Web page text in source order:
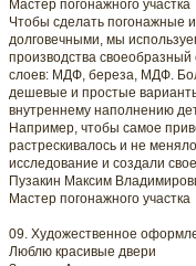
Мастер погонажного участка
Чтобы сделать погонажные
долговечными, мы
производства своеобразный
слоев: МДФ, береза, МДФ.
дешевые и простые
внутреннему наполнению
Например, чтобы самое
растрескивалось и не
исследование и создали
Пузакин Максим
Мастер погонажного участка
09. Художественное
Люблю красивые двери